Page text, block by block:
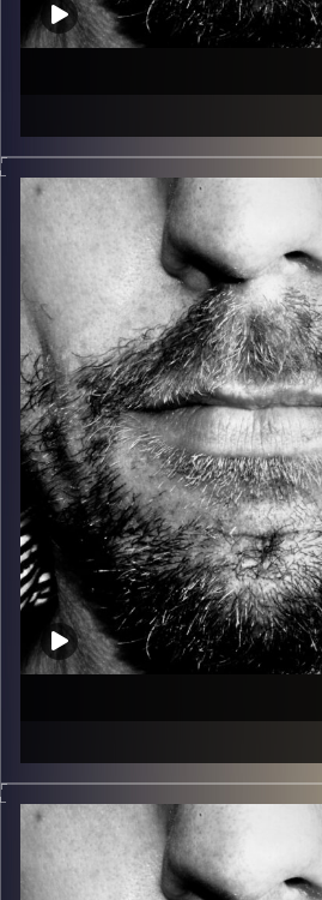
של הופעות חיות. הרבה ג'אם, רוק,
בלוז, bluegrass, ג'אז, Fאנק, פרוגרסיב ואפילו אלקטרוניקה.
David
של הופעות חיות. הרבה ג'אם, רוק,
בלוז, bluegrass, ג'אז, Fאנק, פרוגרסיב ואפילו אלקטרוניקה.